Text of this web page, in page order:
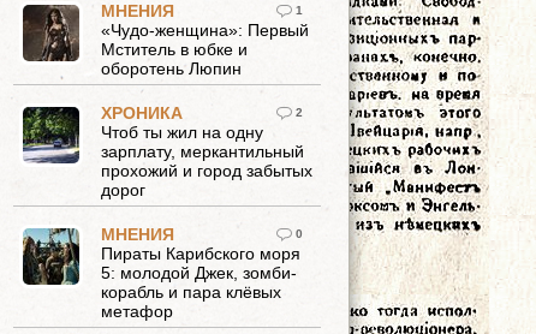
1
МНЕНИЯ
«Чудо-женщина»: Первый
Мститель в юбке и
оборотень Люпин
2
ХРОНИКА
Чтоб ты жил на одну
зарплату, меркантильный
прохожий и город забытых
дорог
0
МНЕНИЯ
Пираты Карибского моря
5: молодой Джек, зомби-
корабль и пара клёвых
метафор